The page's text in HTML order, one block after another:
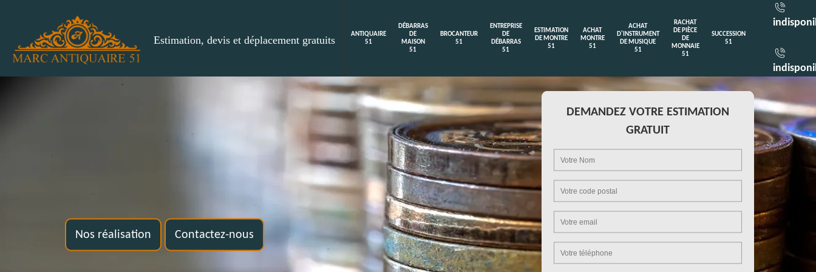
Estimation, devis et déplacement gratuits
ANTIQUAIRE
51
DÉBARRAS
DE
MAISON
51
BROCANTEUR
51
ENTREPRISE
DE
DÉBARRAS
51
ESTIMATION
DE MONTRE
51
ACHAT
MONTRE
51
ACHAT
D'INSTRUMENT
DE MUSIQUE
51
RACHAT
DE PIÈCE
DE
MONNAIE
51
SUCCESSION
51
Nos réalisation Contactez-nous
DEMANDEZ VOTRE ESTIMATION
GRATUIT